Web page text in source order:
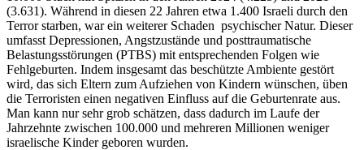
(3.631). Während in diesen 22 Jahren etwa 1.400 Israeli durch den
Terror starben, war ein weiterer Schaden psychischer Natur. Dieser
umfasst Depressionen, Angstzustände und posttraumatische
Belastungsstörungen (PTBS) mit entsprechenden Folgen wie
Fehlgeburten. Indem insgesamt das beschützte Ambiente gestört
wird, das sich Eltern zum Aufziehen von Kindern wünschen, üben
die Terroristen einen negativen Einfluss auf die Geburtenrate aus.
Man kann nur sehr grob schätzen, dass dadurch im Laufe der
Jahrzehnte zwischen 100.000 und mehreren Millionen weniger
israelische Kinder geboren wurden.